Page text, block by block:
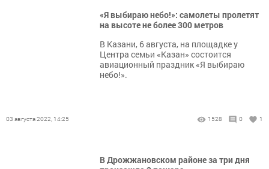
«Я выбираю небо!»: самолеты пролетят
на высоте не более 300 метров
В Казани, 6 августа, на площадке у
Центра семьи «Казан» состоится
авиационный праздник «Я выбираю
небо!».
03 августа 2022, 14:25 1528 0 1
В Дрожжановском районе за три дня